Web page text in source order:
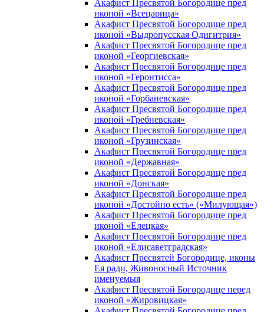
Акафист Пресвятой Богородице пред
иконой «Всецарица»
Акафист Пресвятой Богородице пред
иконой «Выдропусская Одигитрия»
Акафист Пресвятой Богородице пред
иконой «Георгиевская»
Акафист Пресвятой Богородице пред
иконой «Геронтисса»
Акафист Пресвятой Богородице пред
иконой «Горбаневская»
Акафист Пресвятой Богородице пред
иконой «Гребневская»
Акафист Пресвятой Богородице пред
иконой «Грузинская»
Акафист Пресвятой Богородице пред
иконой «Державная»
Акафист Пресвятой Богородице пред
иконой «Донская»
Акафист Пресвятой Богородице пред
иконой «Достойно есть» («Милующая»)
Акафист Пресвятой Богородице пред
иконой «Елецкая»
Акафист Пресвятой Богородице пред
иконой «Елисаветградская»
Акафист Пресвятей Богородице, иконы
Ея ради, Живоносный Источник
именуемыя
Акафист Пресвятой Богородице перед
иконой «Жировицкая»